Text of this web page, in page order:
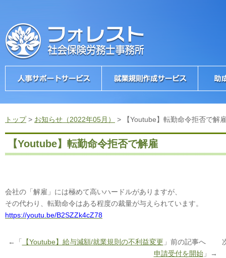
トップ> お知らせ（2022年05月） > 【Youtube】転勤命令拒否で解
【Youtube】転勤命令拒否で解雇
会社の「解雇」には極めて高いハードルがありますが、
その代わり、転勤命令はある程度の裁量が与えられています。
https://youtu.be/B2SZZk4cZ78
←「 【Youtube】給与減額/就業規則の不利益変更 」前の記事へ
申請受付を開始」→